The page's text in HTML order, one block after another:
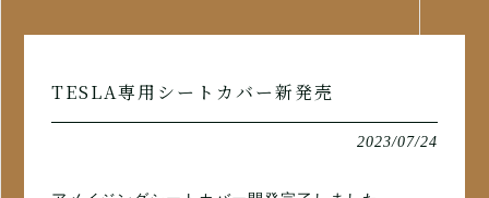
TESLA専用シートカバー新発売
2023/07/24